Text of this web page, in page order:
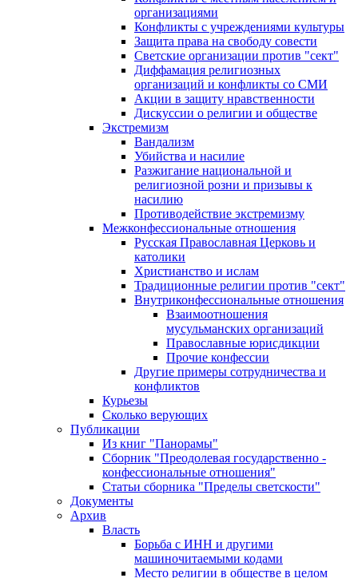
организациями
Конфликты с учреждениями культуры
Защита права на свободу совести
Светские организации против "сект"
Диффамация религиозных
организаций и конфликты со СМИ
Акции в защиту нравственности
Дискуссии о религии и обществе
Экстремизм
Вандализм
Убийства и насилие
Разжигание национальной и
религиозной розни и призывы к
насилию
Противодействие экстремизму
Межконфессиональные отношения
Русская Православная Церковь и
католики
Христианство и ислам
Традиционные религии против "сект"
Внутриконфессиональные отношения
Взаимоотношения
мусульманских организаций
Православные юрисдикции
Прочие конфессии
Другие примеры сотрудничества и
конфликтов
Курьезы
Сколько верующих
Публикации
Из книг "Панорамы"
Сборник "Преодолевая государственно -
конфессиональные отношения"
Статьи сборника "Пределы светскости"
Документы
Архив
Власть
Борьба с ИНН и другими
машиночитаемыми кодами
Место религии в обществе в целом